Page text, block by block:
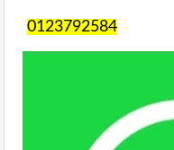
0123792584